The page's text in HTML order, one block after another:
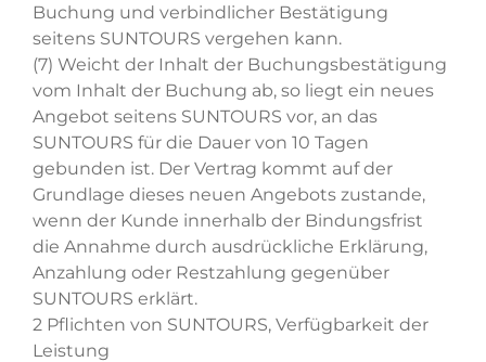
Buchung und verbindlicher Bestätigung
seitens SUNTOURS vergehen kann.
(7) Weicht der Inhalt der Buchungsbestätigung
vom Inhalt der Buchung ab, so liegt ein neues
Angebot seitens SUNTOURS vor, an das
SUNTOURS für die Dauer von 10 Tagen
gebunden ist. Der Vertrag kommt auf der
Grundlage dieses neuen Angebots zustande,
wenn der Kunde innerhalb der Bindungsfrist
die Annahme durch ausdrückliche Erklärung,
Anzahlung oder Restzahlung gegenüber
SUNTOURS erklärt.
2 Pflichten von SUNTOURS, Verfügbarkeit der
Leistung